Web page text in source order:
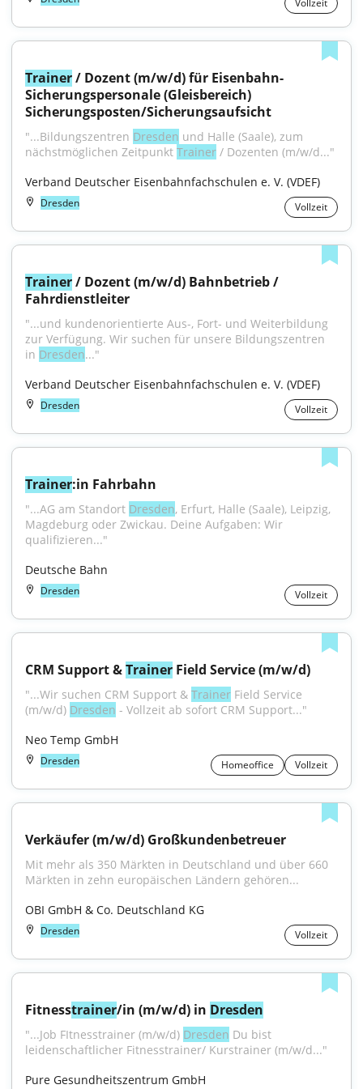
Vollzeit
Trainer / Dozent (m/w/d) für Eisenbahn-
Sicherungspersonale (Gleisbereich)
Sicherungsposten/Sicherungsaufsicht
"...Bildungszentren Dresden und Halle (Saale), zum
nächstmöglichen Zeitpunkt Trainer / Dozenten (m/w/d..."
Verband Deutscher Eisenbahnfachschulen e. V. (VDEF)
Dresden Vollzeit
Trainer / Dozent (m/w/d) Bahnbetrieb /
Fahrdienstleiter
"...und kundenorientierte Aus-, Fort- und Weiterbildung
zur Verfügung. Wir suchen für unsere Bildungszentren
in Dresden..."
Verband Deutscher Eisenbahnfachschulen e. V. (VDEF)
Dresden Vollzeit
Trainer:in Fahrbahn
"...AG am Standort Dresden, Erfurt, Halle (Saale), Leipzig,
Magdeburg oder Zwickau. Deine Aufgaben: Wir
qualifizieren..."
Deutsche Bahn
Dresden Vollzeit
CRM Support & Trainer Field Service (m/w/d)
"...Wir suchen CRM Support & Trainer Field Service
(m/w/d) Dresden - Vollzeit ab sofort CRM Support..."
Neo Temp GmbH
Dresden Homeoffice Vollzeit
Verkäufer (m/w/d) Großkundenbetreuer
Mit mehr als 350 Märkten in Deutschland und über 660
Märkten in zehn europäischen Ländern gehören...
OBI GmbH & Co. Deutschland KG
Dresden Vollzeit
Fitnesstrainer/in (m/w/d) in Dresden
"...Job FItnesstrainer (m/w/d) Dresden Du bist
leidenschaftlicher Fitnesstrainer/ Kurstrainer (m/w/d..."
Pure Gesundheitszentrum GmbH